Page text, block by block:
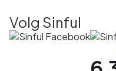
Volg Sinful